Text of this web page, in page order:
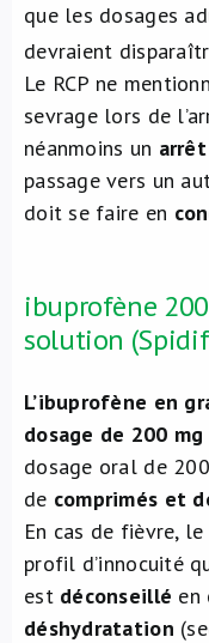
que les dosages
devraient
Le RCP ne
sevrage lors de
néanmoins un
passage vers un
doit se faire en
ibuprofène
solution
L’ibuprofène en
dosage de 200 mg
dosage oral de
de comprimés et
En cas de fièvre,
profil d’innocuité
est déconseillé en
déshydratation